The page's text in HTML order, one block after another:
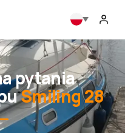
pytania
Smiling 28